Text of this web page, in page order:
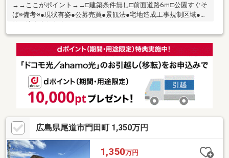
→→ここがポイント→→□建築条件無し□前面道路6ｍ□公園すぐそ
ば※備考※●現状有姿●公募売買●景観法●宅地造成工事規制区域●契
広島県尾道市門田町 1,350万円
1,350万円